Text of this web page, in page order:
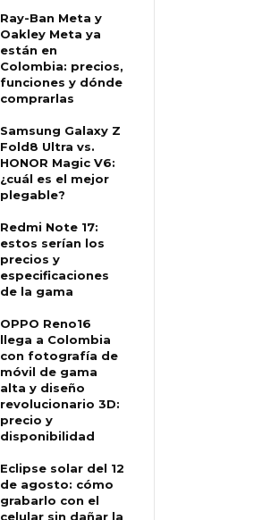
Ray-Ban Meta y
Oakley Meta ya
están en
Colombia: precios,
funciones y dónde
comprarlas
Samsung Galaxy Z
Fold8 Ultra vs.
HONOR Magic V6:
¿cuál es el mejor
plegable?
Redmi Note 17:
estos serían los
precios y
especificaciones
de la gama
OPPO Reno16
llega a Colombia
con fotografía de
móvil de gama
alta y diseño
revolucionario 3D:
precio y
disponibilidad
Eclipse solar del 12
de agosto: cómo
grabarlo con el
celular sin dañar la